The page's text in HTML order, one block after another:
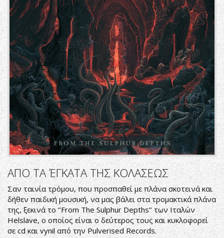
ΑΠΟ ΤΑ ΈΓΚΑΤΑ ΤΗΣ ΚΟΛΑΣΕΩΣ
Σαν ταινία τρόμου, που προσπαθεί με πλάνα σκοτεινά και
δήθεν παιδική μουσική, να μας βάλει στα τρομακτικά πλάνα
της, ξεκινά το ‘’From The Sulphur Depths’’ των Ιταλών
Helslave, ο οποίος είναι ο δεύτερος τους και κυκλοφορεί
σε cd και vynil από την Pulverised Records.